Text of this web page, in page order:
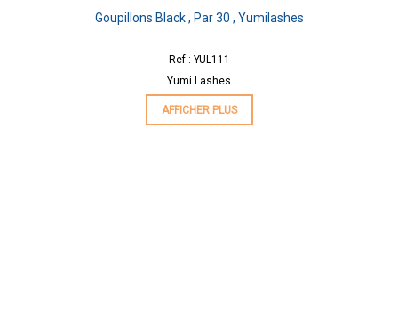
Goupillons Black , Par 30 , Yumilashes
Ref : YUL111
Yumi Lashes
AFFICHER PLUS